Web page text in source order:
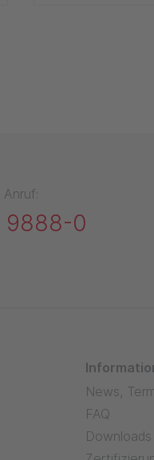
9888-0
News,
FAQ
Downloads